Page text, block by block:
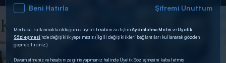
DİĞER SONUÇLAR
Beni Hatırla Şifremi Unuttum
Merhaba, kullanmakta olduğunuz üyelik hesabınıza ilişkinAydınlatma Metni veÜyelik
Sözleşmesi’nde değişiklik yapılmıştır. (İlgili değişiklikleri bağlantıları kullanarak gözden
geçirebilirsiniz.)
Devam etmeniz ve hesabınıza giriş yapmanız halinde Üyelik Sözleşmesini kabul etmiş